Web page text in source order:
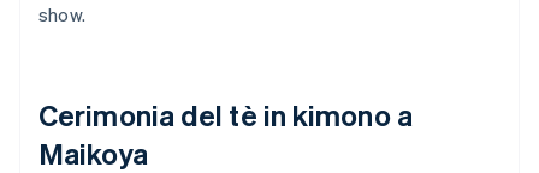
show.
Cerimonia del tè in kimono a
Maikoya